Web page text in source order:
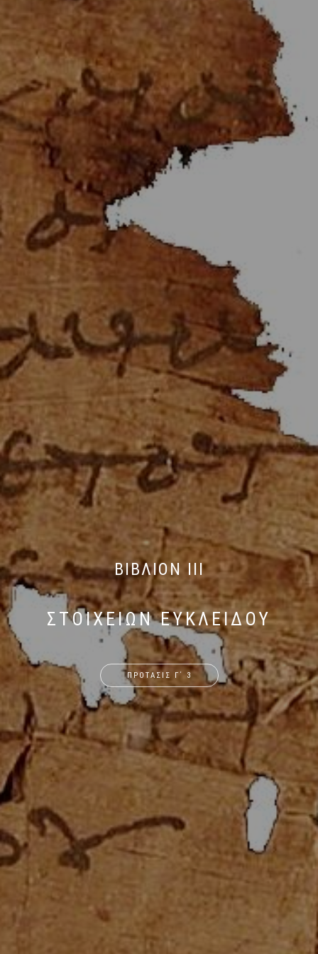
ΒΙΒΛΙΟΝ ΙΙΙ
ΣΤΟΙΧΕΙΩΝ ΕΥΚΛΕΙΔΟΥ
ΠΡΟΤΑΣΙΣ Γ΄ 3